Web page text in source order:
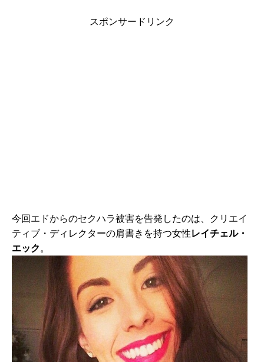
スポンサードリンク
今回エドからのセクハラ被害を告発したのは、クリエイ
ティブ・ディレクターの肩書きを持つ女性レイチェル・
エック。